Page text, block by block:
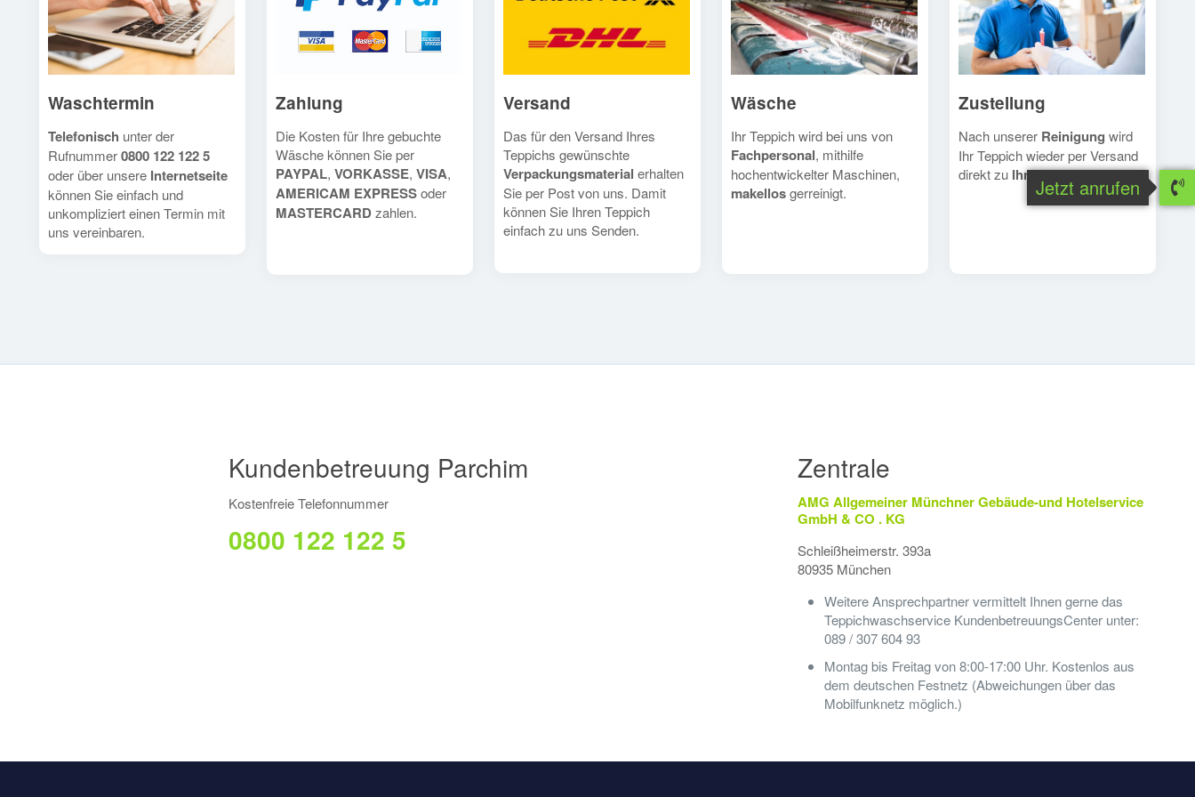
Waschtermin
Telefonisch unter der
Rufnummer0800 122 122 5
oder über unsere Internetseite
können Sie einfach und
unkompliziert einen Termin mit
uns vereinbaren.
Zahlung
Die Kosten für Ihre gebuchte
Wäsche können Sie per
PAYPAL, VORKASSE, VISA,
AMERICAM EXPRESSoder
MASTERCARDzahlen.
Versand
Das für den Versand Ihres
Teppichs gewünschte
Verpackungsmaterial erhalten
Sie per Post von uns. Damit
können Sie Ihren Teppich
einfach zu uns Senden.
Wäsche
Ihr Teppich wird bei uns von
Fachpersonal, mithilfe
hochentwickelter Maschinen,
makellosgerreinigt.
Zustellung
Nach unserer Reinigung wird
Ihr Teppich wieder per Versand
direkt zu Ihnengeschickt.
Kundenbetreuung Parchim
Kostenfreie Telefonnummer
0800 122 122 5
Zentrale
AMG Allgemeiner Münchner Gebäude-und Hotelservice
GmbH & CO . KG
Schleißheimerstr. 393a
80935 München
Weitere Ansprechpartner vermittelt Ihnen gerne das
Teppichwaschservice KundenbetreuungsCenter unter:
089 / 307 604 93
Montag bis Freitag von 8:00-17:00 Uhr. Kostenlos aus
dem deutschen Festnetz (Abweichungen über das
Mobilfunknetz möglich.)
Jetzt anrufen